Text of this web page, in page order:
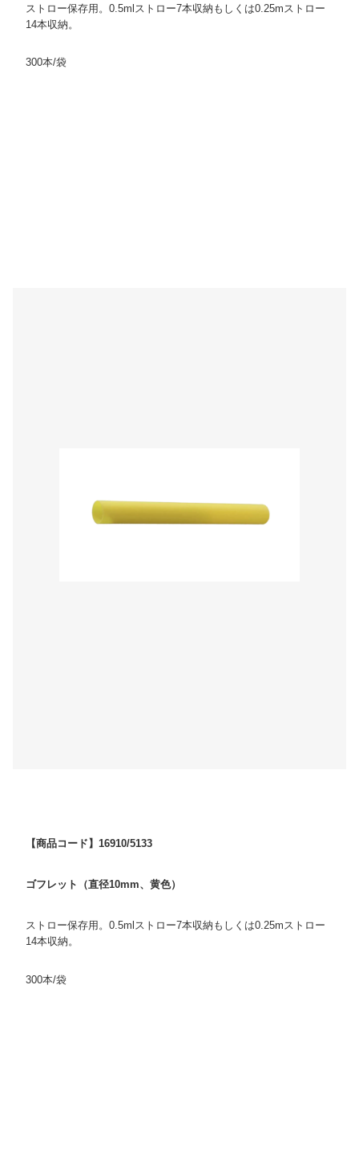
ストロー保存用。0.5mlストロー7本収納もしくは0.25mストロー
14本収納。
300本/袋
【商品コード】16910/5133
ゴフレット（直径10mm、黄色）
ストロー保存用。0.5mlストロー7本収納もしくは0.25mストロー
14本収納。
300本/袋